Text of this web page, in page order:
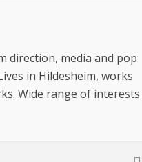
direction, media and pop
in Hildesheim, works
Wide range of interests